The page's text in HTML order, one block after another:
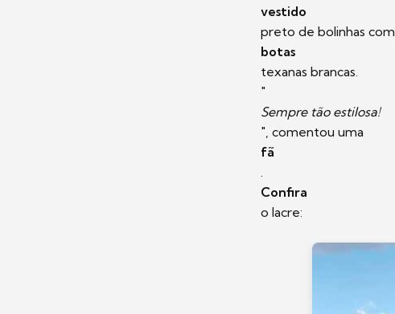
vestido
preto de bolinhas com
botas
texanas brancas.
"
Sempre tão estilosa!
", comentou uma
fã
Confira
o lacre: